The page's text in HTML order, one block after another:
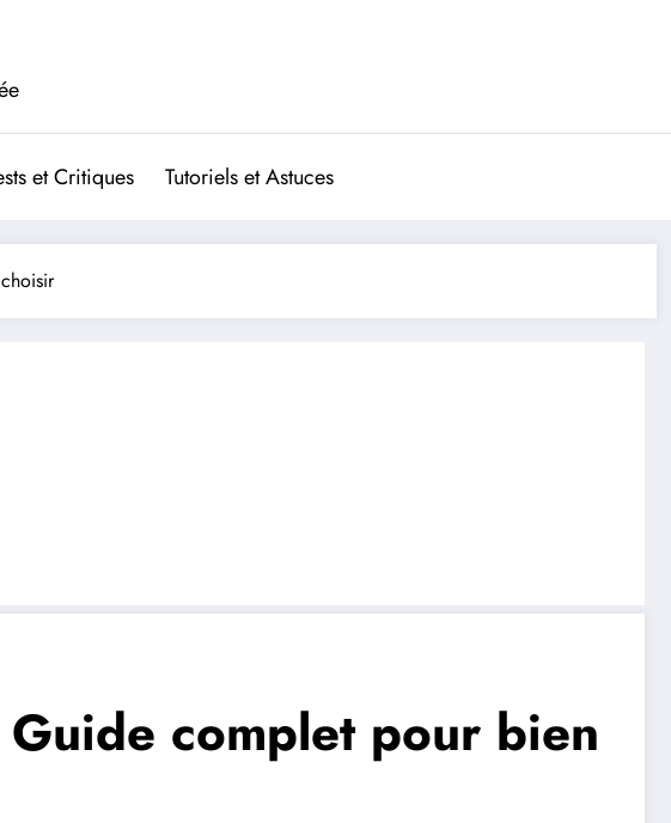
et Critiques Tutoriels et Astuces
complet pour bien